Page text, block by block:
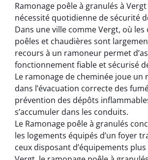
Ramonage poêle à granulés à
nécessité quotidienne de sécurité
Dans une ville comme Vergt, où les
poêles et chaudières sont
recours à un ramoneur permet
fonctionnement fiable et sécurisé
Le ramonage de cheminée joue un
dans l’évacuation correcte des
prévention des dépôts
s’accumuler dans les conduits.
Le Ramonage poêle à granulés
les logements équipés d’un foyer
ceux disposant d’équipements